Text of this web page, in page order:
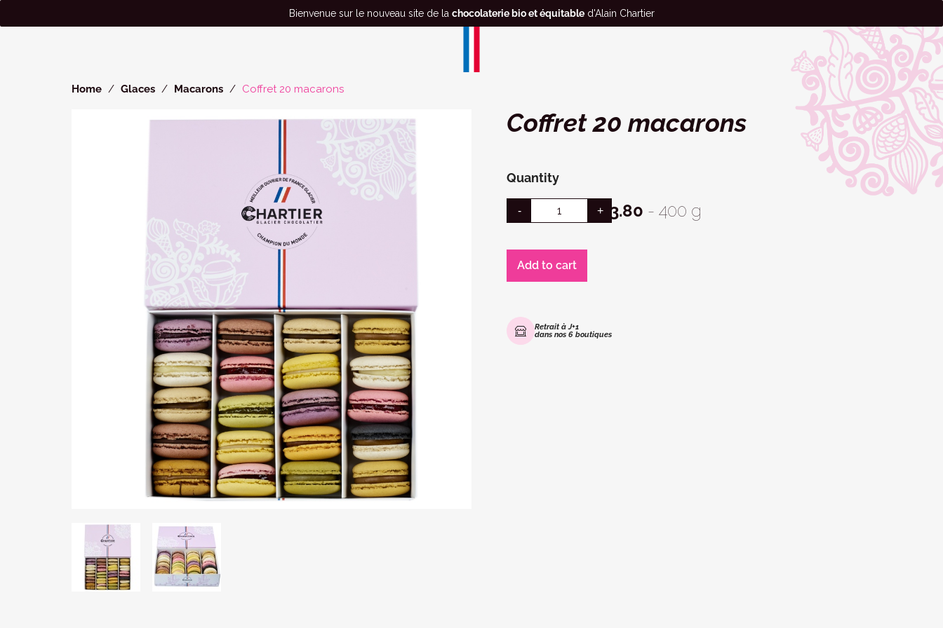
Bienvenue sur le nouveau site de la chocolaterie bio et équitabled'Alain Chartier
Home Glaces Macarons Coffret 20 macarons
Coffret 20 macarons
Quantity
€33.80 - 400 g
Add to cart
Retrait à J+1
dans nos 6 boutiques